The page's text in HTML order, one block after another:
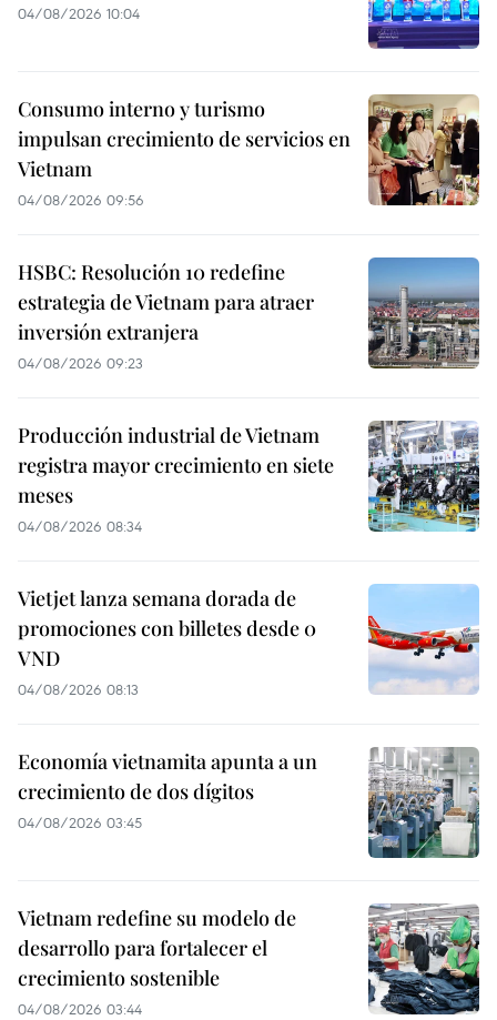
04/08/2026 10:04
Consumo interno y turismo
impulsan crecimiento de servicios en
Vietnam
04/08/2026 09:56
HSBC: Resolución 10 redefine
estrategia de Vietnam para atraer
inversión extranjera
04/08/2026 09:23
Producción industrial de Vietnam
registra mayor crecimiento en siete
meses
04/08/2026 08:34
Vietjet lanza semana dorada de
promociones con billetes desde 0
VND
04/08/2026 08:13
Economía vietnamita apunta a un
crecimiento de dos dígitos
04/08/2026 03:45
Vietnam redefine su modelo de
desarrollo para fortalecer el
crecimiento sostenible
04/08/2026 03:44